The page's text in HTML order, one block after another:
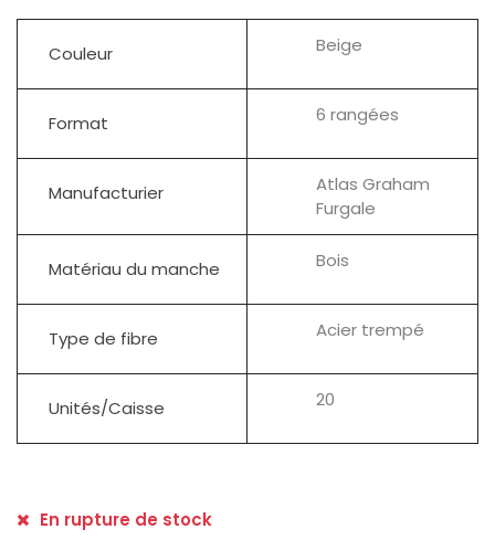
Couleur Beige
Format 6 rangées
Manufacturier
Atlas Graham
Furgale
Matériau du manche Bois
Type de fibre Acier trempé
Unités/Caisse 20
En rupture de stock